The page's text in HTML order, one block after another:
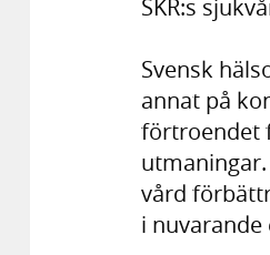
SKR:s
Svensk
annat på
förtroendet
vård
i